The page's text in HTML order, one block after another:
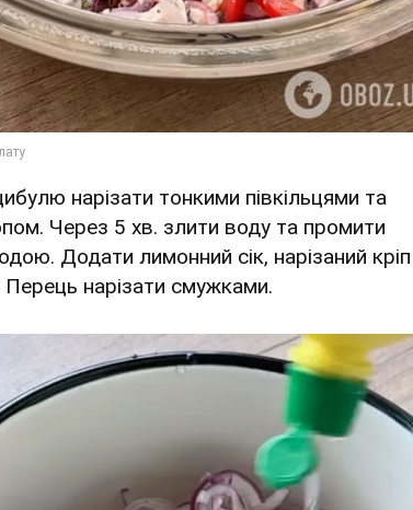
нарізати тонкими півкільцями та
Через 5 хв. злити воду та промити
Додати лимонний сік, нарізаний
Перець нарізати смужками.